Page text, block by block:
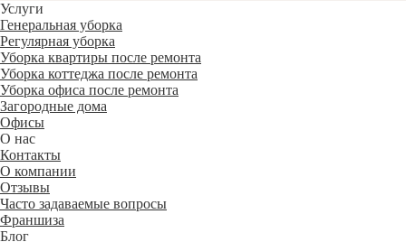
Услуги
Генеральная уборка
Регулярная уборка
Уборка квартиры после ремонта
Уборка коттеджа после ремонта
Уборка офиса после ремонта
Загородные дома
Офисы
О нас
Контакты
О компании
Отзывы
Часто задаваемые вопросы
Франшиза
Блог